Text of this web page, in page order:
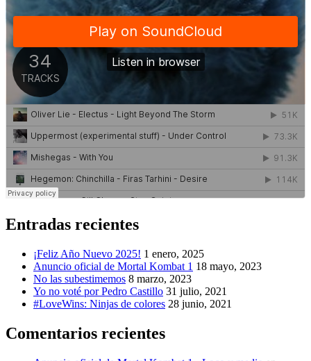
Entradas recientes
¡Feliz Año Nuevo 2025! 1 enero, 2025
Anuncio oficial de Mortal Kombat 1 18 mayo, 2023
No las subestimemos 8 marzo, 2023
Yo no voté por Pedro Castillo 31 julio, 2021
#LoveWins: Ninjas de colores 28 junio, 2021
Comentarios recientes